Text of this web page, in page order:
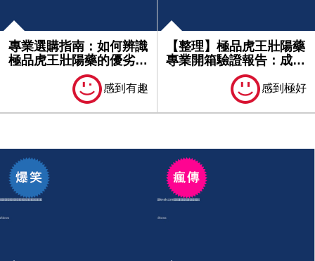
專業選購指南：如何辨識
極品虎王壯陽藥的優劣品
感到有趣
【整理】極品虎王壯陽藥
專業開箱驗證報告：成分
感到極好